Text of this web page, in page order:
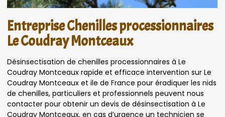
Entreprise Chenilles processionnaires
Le Coudray Montceaux
Désinsectisation de chenilles processionnaires à Le
Coudray Montceaux rapide et efficace intervention sur Le
Coudray Montceaux et ile de France pour éradiquer les nids
de chenilles, particuliers et professionnels peuvent nous
contacter pour obtenir un devis de désinsectisation à Le
Coudray Montceaux, en cas d’urgence un technicien se